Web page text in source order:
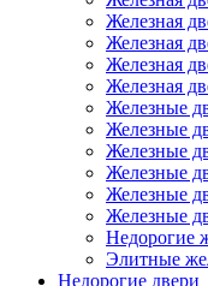
Железная
Железная
Железная
Железная
Железные
Железные
Железные
Железные
Железные
Железные
Недорогие
Элитные
Недорогие двери